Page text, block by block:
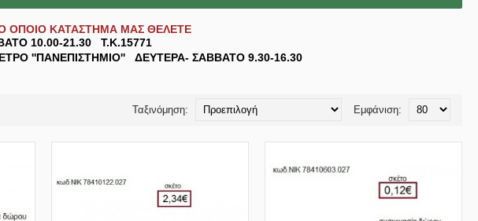
ΟΠΟΙΟ ΚΑΤΑΣΤΗΜΑ ΜΑΣ ΘΕΛΕΤΕ
10.00-21.30 Τ.Κ.15771
''ΠΑΝΕΠΙΣΤΗΜΙΟ'' ΔΕΥΤΕΡΑ- ΣΑΒΒΑΤΟ 9.30-16.30
Εμφάνιση:
Ταξινόμηση: